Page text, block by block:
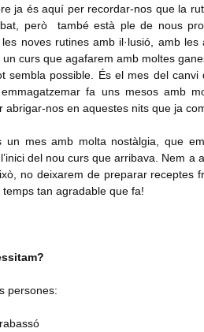
ja és aquí per recordar-nos que la
però també està ple de nous
les noves rutines amb il·lusió, amb
curs que agafarem amb moltes
sembla possible. És el mes del
fa uns mesos amb
abrigar-nos en aquestes nits que ja
un mes amb molta nostàlgia, que
del nou curs que arribava. Nem
no deixarem de preparar receptes
tan agradable que fa!
persones: